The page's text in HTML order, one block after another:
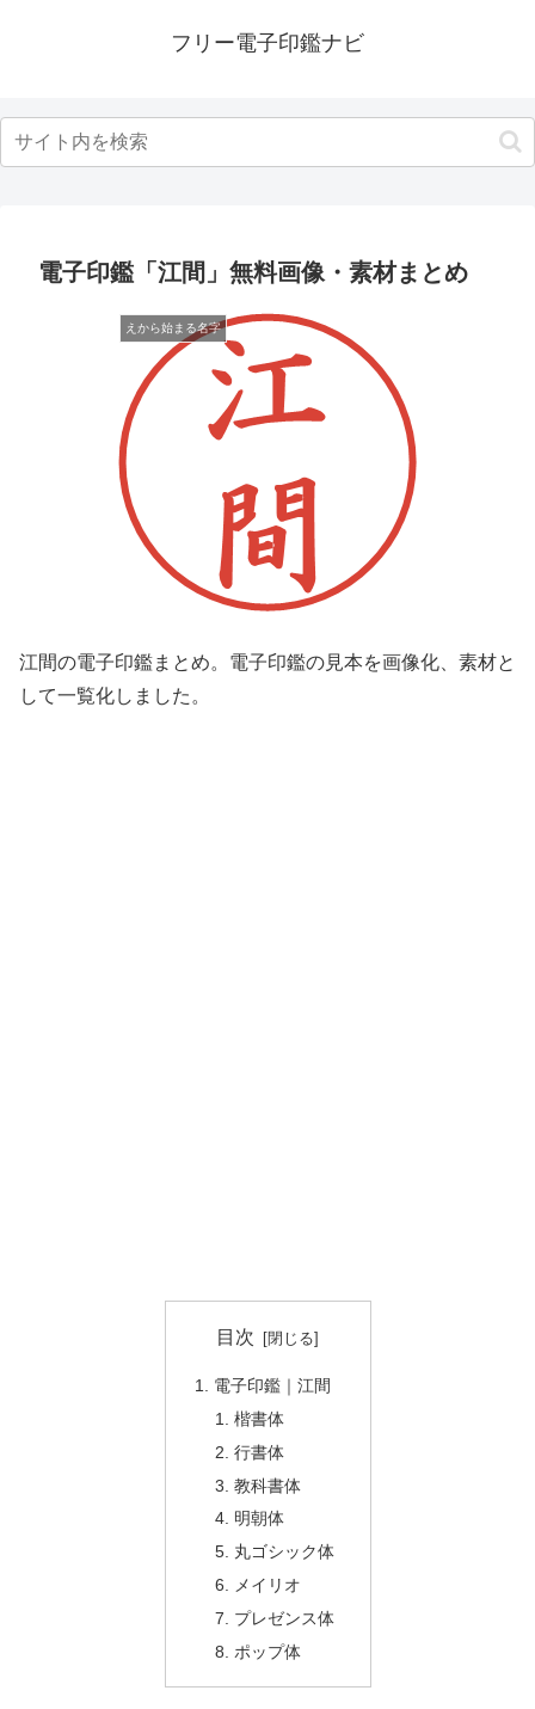
フリー電子印鑑ナビ
電子印鑑「江間」無料画像・素材まとめ
えから始まる名字
江間の電子印鑑まとめ。電子印鑑の見本を画像化、素材と
して一覧化しました。
目次
電子印鑑｜江間
楷書体
行書体
教科書体
明朝体
丸ゴシック体
メイリオ
プレゼンス体
ポップ体